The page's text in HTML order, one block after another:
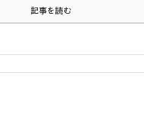
記事を読む